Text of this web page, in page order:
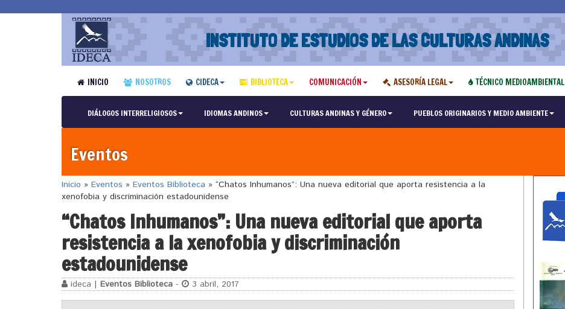
INSTITUTO DE ESTUDIOS DE LAS CULTURAS ANDINAS
INICIO NOSOTROS CIDECA BIBLIOTECA COMUNICACIÓN ASESORÍA LEGAL TÉCNICO MEDIOAMBIENTAL
DIÁLOGOS INTERRELIGIOSOS IDIOMAS ANDINOS CULTURAS ANDINAS Y GÉNERO PUEBLOS ORIGINARIOS Y MEDIO AMBIENTE
Eventos
Inicio » Eventos » Eventos Biblioteca » “Chatos Inhumanos”: Una nueva editorial que aporta resistencia a la
xenofobia y discriminación estadounidense
“Chatos Inhumanos”: Una nueva editorial que aporta
resistencia a la xenofobia y discriminación
estadounidense
ideca | Eventos Biblioteca - 3 abril, 2017